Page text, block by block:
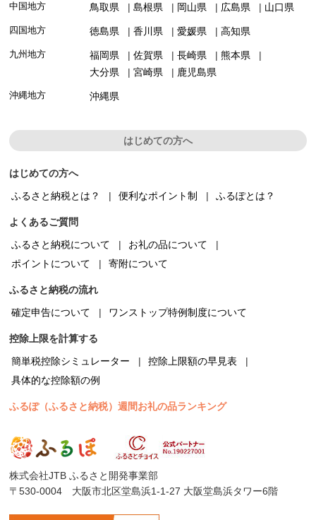
中国地方 鳥取県 島根県 岡山県 広島県 山口県
四国地方 徳島県 香川県 愛媛県 高知県
九州地方 福岡県 佐賀県 長崎県
熊本県
大分県
宮崎県 鹿児島県
沖縄地方 沖縄県
はじめての方へ
はじめての方へ
ふるさと納税とは？
便利なポイント制 ふるぽとは？
よくあるご質問
ふるさと納税について
お礼の品について
ポイントについて
寄附について
ふるさと納税の流れ
確定申告について
ワンストップ特例制度について
控除上限を計算する
簡単税控除シミュレーター
控除上限額の早見表
具体的な控除額の例
ふるぽ（ふるさと納税）週間お礼の品ランキング
株式会社JTB ふるさと開発事業部
〒530-0004 大阪市北区堂島浜1-1-27 大阪堂島浜タワー6階